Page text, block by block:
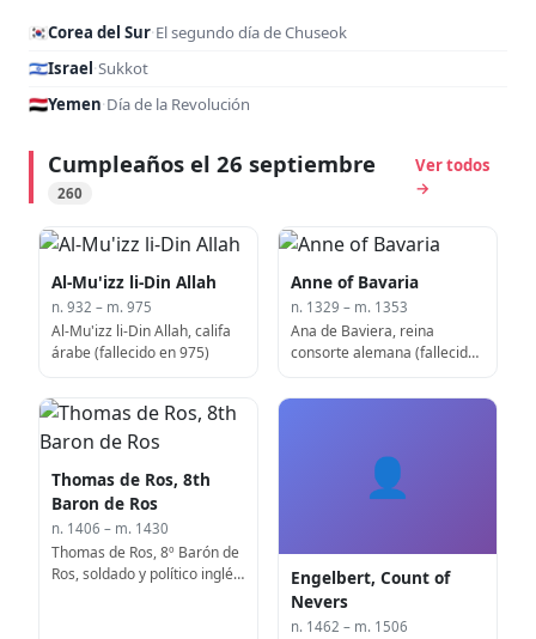
🇰🇷Corea del Sur·El segundo día de Chuseok
🇮🇱Israel·Sukkot
🇾🇪Yemen·Día de la Revolución
Cumpleaños el 26 septiembre
260
Ver todos
→
Al-Mu'izz li-Din Allah
n. 932 – m. 975
Al-Mu'izz li-Din Allah, califa
árabe (fallecido en 975)
Anne of Bavaria
n. 1329 – m. 1353
Ana de Baviera, reina
consorte alemana (fallecida
Thomas de Ros, 8th
Baron de Ros
n. 1406 – m. 1430
Thomas de Ros, 8º Barón de
Ros, soldado y político inglés
👤
Engelbert, Count of
Nevers
n. 1462 – m. 1506